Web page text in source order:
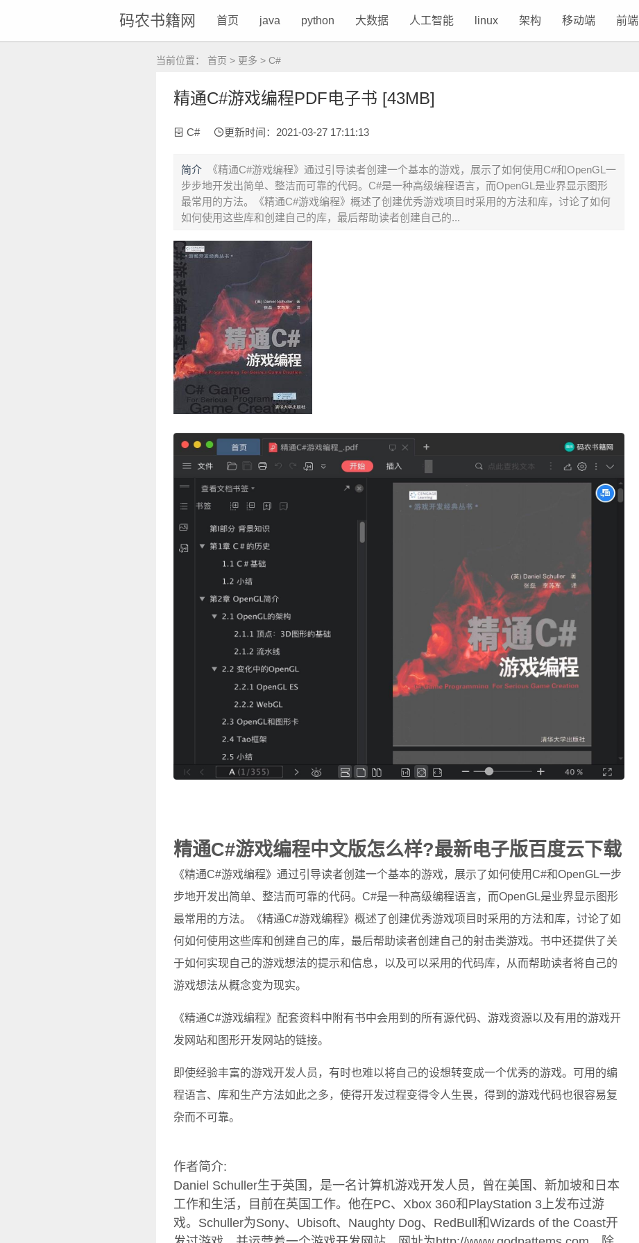
码农书籍网 首页 java python 大数据 人工智能 linux 架构 移动端 前端
当前位置： 首页 > 更多 > C#
精通C#游戏编程PDF电子书 [43MB]
C# 更新时间：2021-03-27 17:11:13
简介
《精通C#游戏编程》通过引导读者创建一个基本的游戏，展示了如何使用C#和OpenGL一
步步地开发出简单、整洁而可靠的代码。C#是一种高级编程语言，而OpenGL是业界显示图形
最常用的方法。《精通C#游戏编程》概述了创建优秀游戏项目时采用的方法和库，讨论了如何
如何使用这些库和创建自己的库，最后帮助读者创建自己的...
精通C#游戏编程中文版怎么样?最新电子版百度云下载
《精通C#游戏编程》通过引导读者创建一个基本的游戏，展示了如何使用C#和OpenGL一步
步地开发出简单、整洁而可靠的代码。C#是一种高级编程语言，而OpenGL是业界显示图形
最常用的方法。《精通C#游戏编程》概述了创建优秀游戏项目时采用的方法和库，讨论了如
何如何使用这些库和创建自己的库，最后帮助读者创建自己的射击类游戏。书中还提供了关
于如何实现自己的游戏想法的提示和信息，以及可以采用的代码库，从而帮助读者将自己的
游戏想法从概念变为现实。
《精通C#游戏编程》配套资料中附有书中会用到的所有源代码、游戏资源以及有用的游戏开
发网站和图形开发网站的链接。
即使经验丰富的游戏开发人员，有时也难以将自己的设想转变成一个优秀的游戏。可用的编
程语言、库和生产方法如此之多，使得开发过程变得令人生畏，得到的游戏代码也很容易复
杂而不可靠。
作者简介:
Daniel Schuller生于英国，是一名计算机游戏开发人员，曾在美国、新加坡和日本
工作和生活，目前在英国工作。他在PC、Xbox 360和PlayStation 3上发布过游
戏。Schuller为Sony、Ubisoft、Naughty Dog、RedBull和Wizards of the Coast开